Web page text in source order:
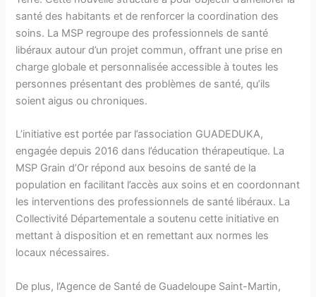
santé des habitants et de renforcer la coordination des
soins. La MSP regroupe des professionnels de santé
libéraux autour d’un projet commun, offrant une prise en
charge globale et personnalisée accessible à toutes les
personnes présentant des problèmes de santé, qu’ils
soient aigus ou chroniques.
L’initiative est portée par l’association GUADEDUKA,
engagée depuis 2016 dans l’éducation thérapeutique. La
MSP Grain d’Or répond aux besoins de santé de la
population en facilitant l’accès aux soins et en coordonnant
les interventions des professionnels de santé libéraux. La
Collectivité Départementale a soutenu cette initiative en
mettant à disposition et en remettant aux normes les
locaux nécessaires.
De plus, l’Agence de Santé de Guadeloupe Saint-Martin,